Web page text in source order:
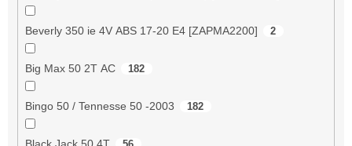
Beverly 350 ie 4V ABS 17-20 E4 [ZAPMA2200] 2
Big Max 50 2T AC 182
Bingo 50 / Tennesse 50 -2003 182
Black Jack 50 4T